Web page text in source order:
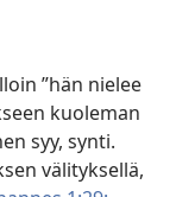
”hän nielee
kuoleman
syy, synti.
välityksellä,